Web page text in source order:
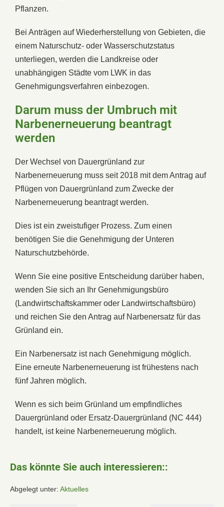
Pflanzen.
Bei Anträgen auf Wiederherstellung von Gebieten, die
einem Naturschutz- oder Wasserschutzstatus
unterliegen, werden die Landkreise oder
unabhängigen Städte vom LWK in das
Genehmigungsverfahren einbezogen.
Darum muss der Umbruch mit
Narbenerneuerung beantragt
werden
Der Wechsel von Dauergrünland zur
Narbenerneuerung muss seit 2018 mit dem Antrag auf
Pflügen von Dauergrünland zum Zwecke der
Narbenerneuerung beantragt werden.
Dies ist ein zweistufiger Prozess. Zum einen
benötigen Sie die Genehmigung der Unteren
Naturschutzbehörde.
Wenn Sie eine positive Entscheidung darüber haben,
wenden Sie sich an Ihr Genehmigungsbüro
(Landwirtschaftskammer oder Landwirtschaftsbüro)
und reichen Sie den Antrag auf Narbenersatz für das
Grünland ein.
Ein Narbenersatz ist nach Genehmigung möglich.
Eine erneute Narbenerneuerung ist frühestens nach
fünf Jahren möglich.
Wenn es sich beim Grünland um empfindliches
Dauergrünland oder Ersatz-Dauergrünland (NC 444)
handelt, ist keine Narbenerneuerung möglich.
Das könnte Sie auch interessieren::
Abgelegt unter: Aktuelles